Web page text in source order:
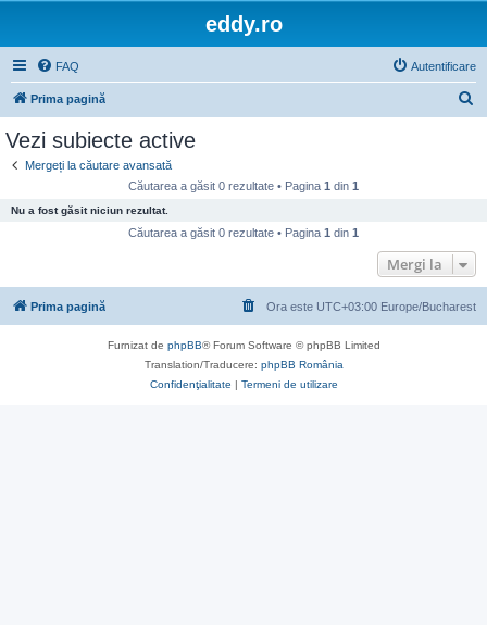
eddy.ro
FAQ Autentificare
Prima pagină
e
Vezi subiecte active
Mergeți la căutare avansată
Căutarea a găsit 0 rezultate • Pagina 1 din 1
Nu a fost găsit niciun rezultat.
Căutarea a găsit 0 rezultate • Pagina 1 din 1
Mergi la
Prima pagină Ora este UTC+03:00 Europe/Bucharest
Furnizat de phpBB® Forum Software © phpBB Limited
Translation/Traducere: phpBB România
Confidenţialitate | Termeni de utilizare